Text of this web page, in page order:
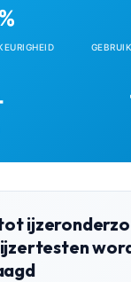
van Kantesti's